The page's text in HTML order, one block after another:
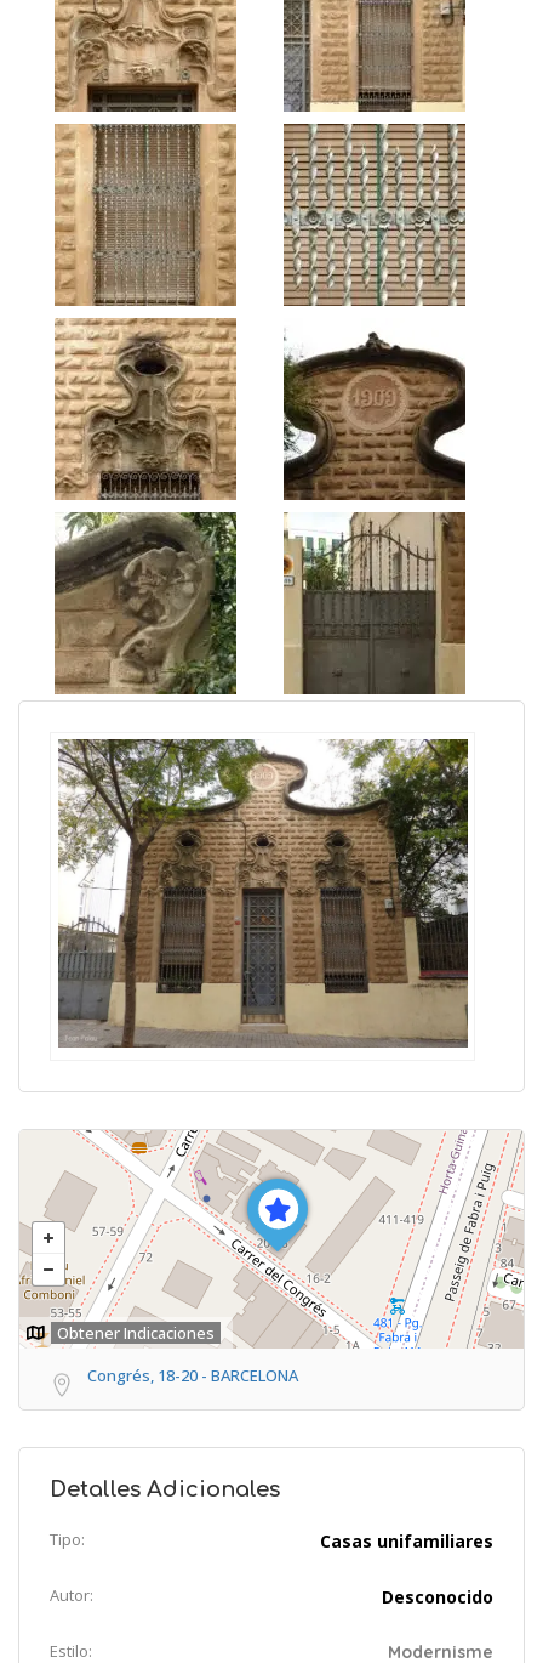
Obtener Indicaciones
Congrés, 18-20 - BARCELONA
Detalles Adicionales
Tipo: Casas unifamiliares
Autor: Desconocido
Estilo: Modernisme